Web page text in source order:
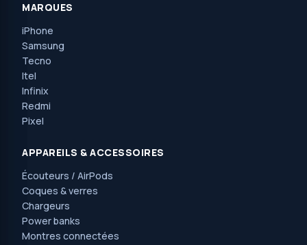
MARQUES
iPhone
Samsung
Tecno
Itel
Infinix
Redmi
Pixel
APPAREILS & ACCESSOIRES
Écouteurs / AirPods
Coques & verres
Chargeurs
Power banks
Montres connectées